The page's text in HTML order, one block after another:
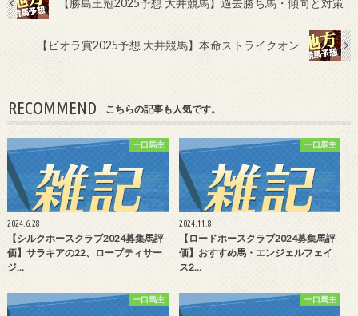
【勝島王冠2025予想 大井競馬】過去勝ち馬・傾向と対策
【ビオラ賞2025予想 大井競馬】本命ストライクオン
RECOMMEND こちらの記事も人気です。
一口馬主
2024.6.28
【シルクホースクラブ2024募集馬評
価】サラキアの22、ローブティサー
ジ…
一口馬主
2024.11.8
【ロードホースクラブ2024募集馬評
価】おすすめ馬・エンジェルフェイ
ス2…
一口馬主 一口馬主